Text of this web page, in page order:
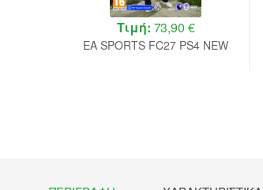
Τιμή: 73,90 €
EA SPORTS FC27 PS4 NEW